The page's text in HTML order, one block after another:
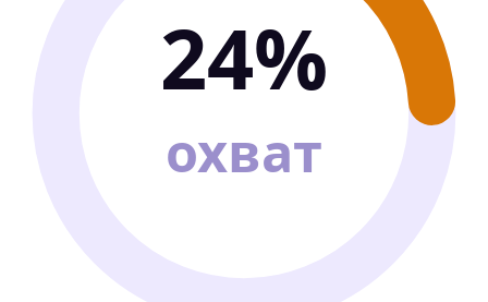
24%
охват